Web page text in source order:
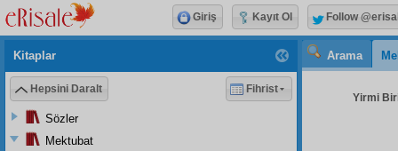
Arama
Yirmi
Kitaplar
Hepsini Daralt Fihrist
Sözler
Mektubat
Giriş Kayıt Ol Follow